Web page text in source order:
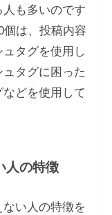
も多いのです
個は、投稿内容
タグを使用し
タグに困った
どを使用して
人の特徴
い人の特徴を